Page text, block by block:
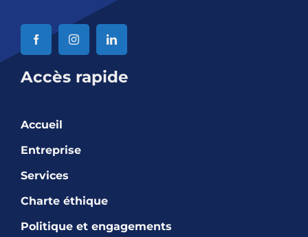
Accès rapide
Accueil
Entreprise
Services
Charte éthique
Politique et engagements